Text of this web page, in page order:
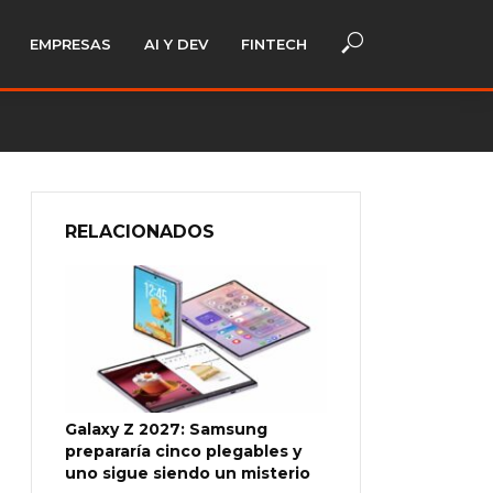
EMPRESAS AI Y DEV FINTECH
RELACIONADOS
Galaxy Z 2027: Samsung
prepararía cinco plegables y
uno sigue siendo un misterio